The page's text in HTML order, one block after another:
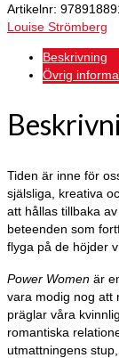
Artikelnr:
Louise Strömberg
Beskrivning
Övrig
Tiden är inne för
själsliga, kreativa
att hållas tillbaka
beteenden som
flyga på de höjder
Power Women är
vara modig nog att
präglar våra
romantiska
utmattningens